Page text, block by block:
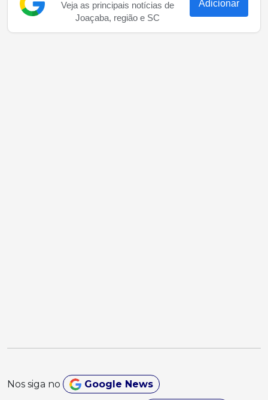
Veja as principais notícias de
Joaçaba, região e SC
Adicionar
Nos siga no Google News